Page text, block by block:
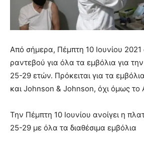
Από σήμερα, Πέμπτη 10 Ιουνίου 2021
ραντεβού για όλα τα εμβόλια για
25-29 ετών. Πρόκειται για τα
και Johnson & Johnson, όχι όμως το
Την Πέμπτη 10 Ιουνίου ανοίγει η
25-29 με όλα τα διαθέσιμα εμβόλια